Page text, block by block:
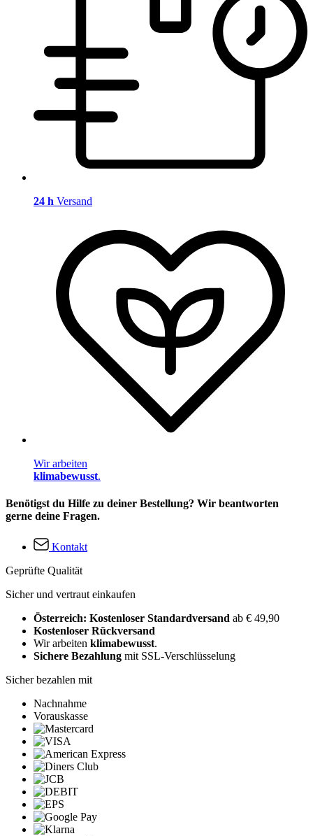
24 h Versand
Wir arbeiten
klimabewusst.
Benötigst du Hilfe zu deiner Bestellung? Wir beantworten
gerne deine Fragen.
Kontakt
Geprüfte Qualität
Sicher und vertraut einkaufen
Österreich: Kostenloser Standardversand ab € 49,90
Kostenloser Rückversand
Wir arbeiten klimabewusst.
Sichere Bezahlung mit SSL-Verschlüsselung
Sicher bezahlen mit
Nachnahme
Vorauskasse